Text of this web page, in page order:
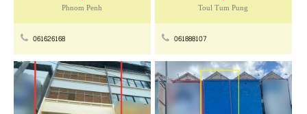
Phnom Penh
061626168
Toul Tum Pung
061888107